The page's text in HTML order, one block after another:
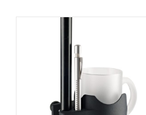
Diverse tilbehør
Mikrofoner